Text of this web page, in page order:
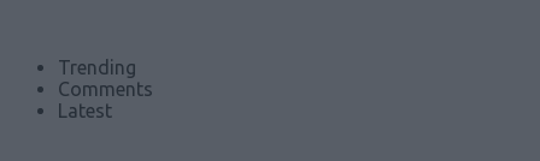
Trending
Comments
Latest